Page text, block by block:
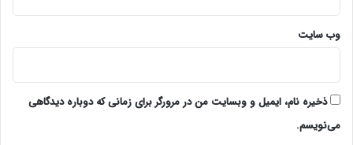
وب‌ سایت
ذخیره نام، ایمیل و وبسایت من در مرورگر برای زمانی که دوباره دیدگاهی
می‌نویسم.